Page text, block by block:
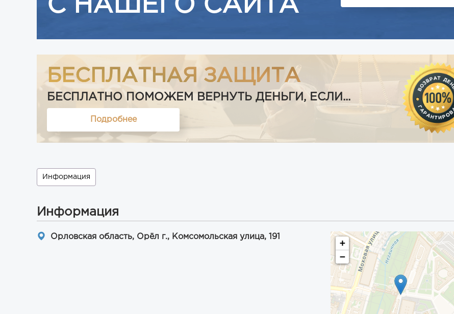
С НАШЕГО САЙТА
БЕСПЛАТНАЯ ЗАЩИТА
БЕСПЛАТНО ПОМОЖЕМ ВЕРНУТЬ ДЕНЬГИ, ЕСЛИ...
Подробнее
Информация
Информация
Орловская область, Орёл г., Комсомольская улица, 191
+
−